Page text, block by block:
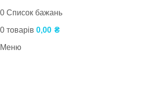
0 Список бажань
0 товарів 0,00 ₴
Меню